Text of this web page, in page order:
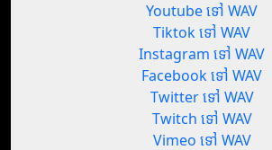
Youtube ទៅ WAV
Tiktok ទៅ WAV
Instagram ទៅ WAV
Facebook ទៅ WAV
Twitter ទៅ WAV
Twitch ទៅ WAV
Vimeo ទៅ WAV